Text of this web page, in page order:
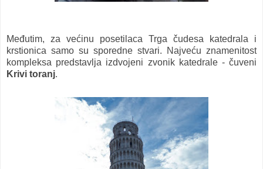
Međutim, za većinu posetilaca Trga čudesa katedrala i
krstionica samo su sporedne stvari. Najveću znamenitost
kompleksa predstavlja izdvojeni zvonik katedrale - čuveni
Krivi toranj.